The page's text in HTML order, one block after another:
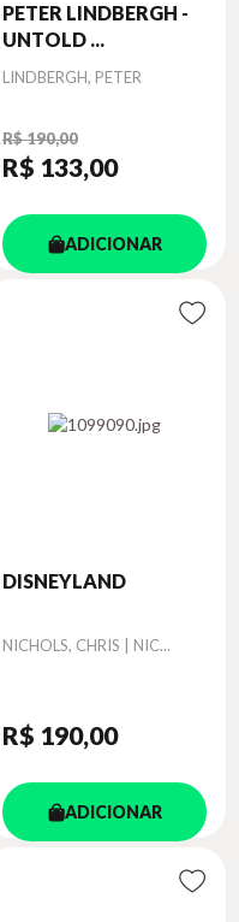
PETER LINDBERGH -
UNTOLD ...
Autor
LINDBERGH, PETER
R$ 190,00
R$ 133,00
ADICIONAR
DISNEYLAND
Autor
NICHOLS, CHRIS | NIC...
R$ 190,00
ADICIONAR